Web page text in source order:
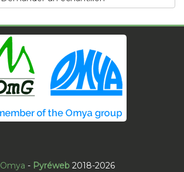
Omya - Pyréweb2018-2026